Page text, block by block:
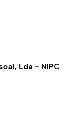
Lda - NIPC